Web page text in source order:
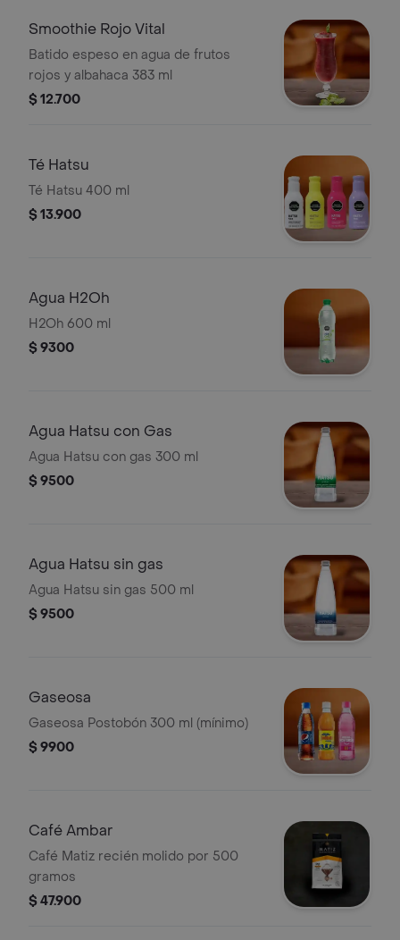
Smoothie Rojo Vital
Batido espeso en agua de frutos
rojos y albahaca 383 ml
$ 12.700
Té Hatsu
Té Hatsu 400 ml
$ 13.900
Agua H2Oh
H2Oh 600 ml
$ 9300
Agua Hatsu con Gas
Agua Hatsu con gas 300 ml
$ 9500
Agua Hatsu sin gas
Agua Hatsu sin gas 500 ml
$ 9500
Gaseosa
Gaseosa Postobón 300 ml (mínimo)
$ 9900
Café Ambar
Café Matiz recién molido por 500
gramos
$ 47.900